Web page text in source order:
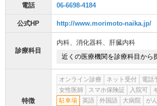
電話 06-6698-4184
公式HP http://www.morimoto-naika.jp/
診療科目
内科、 消化器科、 肝臓内科
近くの医療機関を診療科目から
特徴
オンライン診療 ネット受付 電話
女性医師
スマホ保険証 入院可
駐車場
英語 外国語 大病院 がん